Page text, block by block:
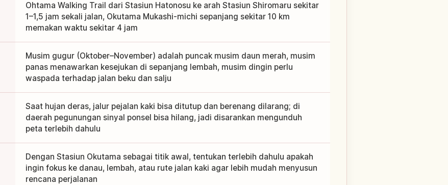
Ohtama Walking Trail dari Stasiun Hatonosu ke arah Stasiun Shiromaru sekitar
1–1,5 jam sekali jalan, Okutama Mukashi-michi sepanjang sekitar 10 km
memakan waktu sekitar 4 jam
Musim gugur (Oktober–November) adalah puncak musim daun merah, musim
panas menawarkan kesejukan di sepanjang lembah, musim dingin perlu
waspada terhadap jalan beku dan salju
Saat hujan deras, jalur pejalan kaki bisa ditutup dan berenang dilarang; di
daerah pegunungan sinyal ponsel bisa hilang, jadi disarankan mengunduh
peta terlebih dahulu
Dengan Stasiun Okutama sebagai titik awal, tentukan terlebih dahulu apakah
ingin fokus ke danau, lembah, atau rute jalan kaki agar lebih mudah menyusun
rencana perjalanan